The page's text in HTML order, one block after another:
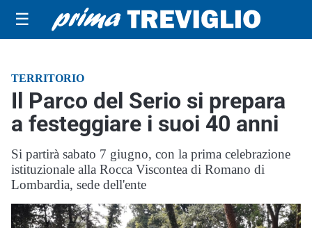
☰
TERRITORIO
Il Parco del Serio si prepara
a festeggiare i suoi 40 anni
Si partirà sabato 7 giugno, con la prima celebrazione
istituzionale alla Rocca Viscontea di Romano di
Lombardia, sede dell'ente